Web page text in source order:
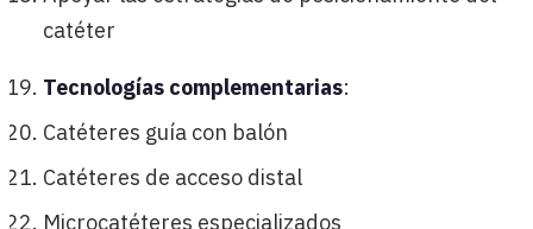
catéter
Tecnologías complementarias:
Catéteres guía con balón
Catéteres de acceso distal
Microcatéteres especializados